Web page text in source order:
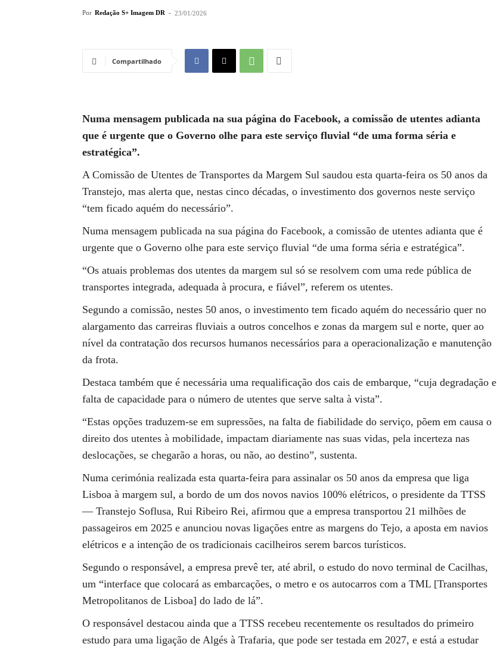
Por Redação S+ Imagem DR - 23/01/2026
Compartilhado
Numa mensagem publicada na sua página do Facebook, a comissão de utentes adianta
que é urgente que o Governo olhe para este serviço fluvial “de uma forma séria e
estratégica”.
A Comissão de Utentes de Transportes da Margem Sul saudou esta quarta-feira os 50 anos da
Transtejo, mas alerta que, nestas cinco décadas, o investimento dos governos neste serviço
“tem ficado aquém do necessário”.
Numa mensagem publicada na sua página do Facebook, a comissão de utentes adianta que é
urgente que o Governo olhe para este serviço fluvial “de uma forma séria e estratégica”.
“Os atuais problemas dos utentes da margem sul só se resolvem com uma rede pública de
transportes integrada, adequada à procura, e fiável”, referem os utentes.
Segundo a comissão, nestes 50 anos, o investimento tem ficado aquém do necessário quer no
alargamento das carreiras fluviais a outros concelhos e zonas da margem sul e norte, quer ao
nível da contratação dos recursos humanos necessários para a operacionalização e manutenção
da frota.
Destaca também que é necessária uma requalificação dos cais de embarque, “cuja degradação e
falta de capacidade para o número de utentes que serve salta à vista”.
“Estas opções traduzem-se em supressões, na falta de fiabilidade do serviço, põem em causa o
direito dos utentes à mobilidade, impactam diariamente nas suas vidas, pela incerteza nas
deslocações, se chegarão a horas, ou não, ao destino”, sustenta.
Numa cerimónia realizada esta quarta-feira para assinalar os 50 anos da empresa que liga
Lisboa à margem sul, a bordo de um dos novos navios 100% elétricos, o presidente da TTSS
— Transtejo Soflusa, Rui Ribeiro Rei, afirmou que a empresa transportou 21 milhões de
passageiros em 2025 e anunciou novas ligações entre as margens do Tejo, a aposta em navios
elétricos e a intenção de os tradicionais cacilheiros serem barcos turísticos.
Segundo o responsável, a empresa prevê ter, até abril, o estudo do novo terminal de Cacilhas,
um “interface que colocará as embarcações, o metro e os autocarros com a TML [Transportes
Metropolitanos de Lisboa] do lado de lá”.
O responsável destacou ainda que a TTSS recebeu recentemente os resultados do primeiro
estudo para uma ligação de Algés à Trafaria, que pode ser testada em 2027, e está a estudar